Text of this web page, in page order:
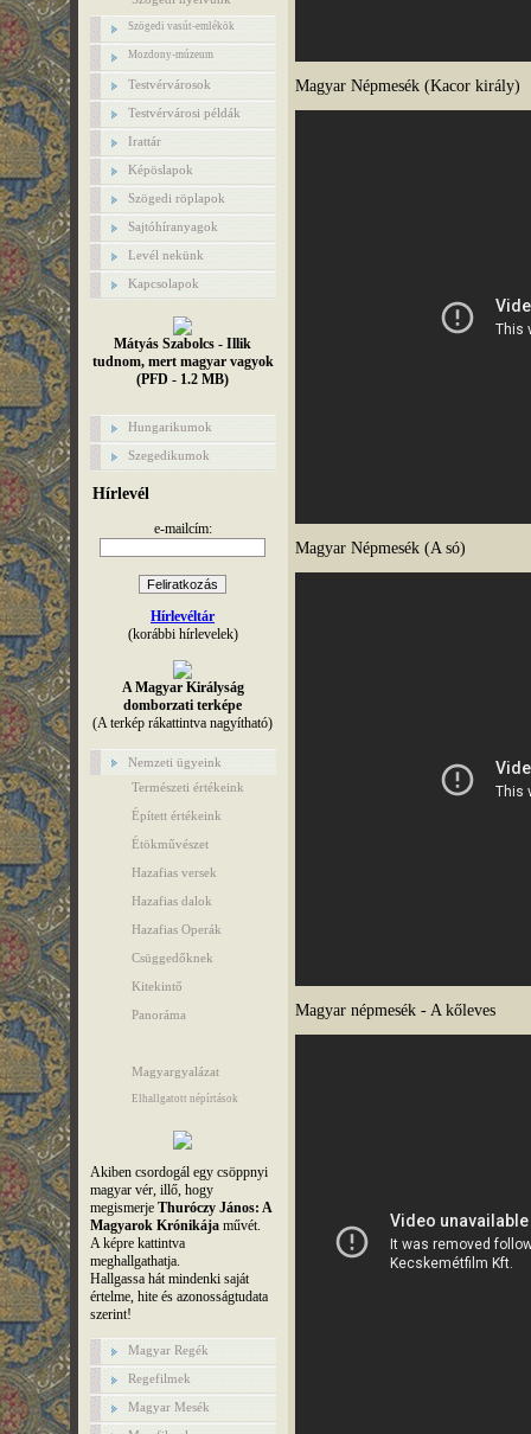
Szögedi vasút-emlékök
Mozdony-múzeum
Testvérvárosok
Testvérvárosi példák
Irattár
Képöslapok
Szögedi röplapok
Sajtóhíranyagok
Levél nekünk
Kapcsolapok
Mátyás Szabolcs - Illik
tudnom, mert magyar vagyok
(PFD - 1.2 MB)
Hungarikumok
Szegedikumok
Hírlevél
e-mailcím:
Hírlevéltár
(korábbi hírlevelek)
A Magyar Királyság
domborzati terképe
(A terkép rákattintva nagyítható)
Nemzeti ügyeink
Természeti értékeink
Épített értékeink
Étökművészet
Hazafias versek
Hazafias dalok
Hazafias Operák
Csüggedőknek
Kitekintő
Panoráma
Magyargyalázat
Elhallgatott népírtások
Akiben csordogál egy csöppnyi
magyar vér, illő, hogy
megismerje Thuróczy János: A
Magyarok Krónikájaművét.
A képre kattintva
meghallgathatja.
Hallgassa hát mindenki saját
értelme, hite és azonosságtudata
szerint!
Magyar Regék
Regefilmek
Magyar Mesék
Magyar Népmesék (Kacor király)
Magyar Népmesék (A só)
Magyar népmesék - A kőleves